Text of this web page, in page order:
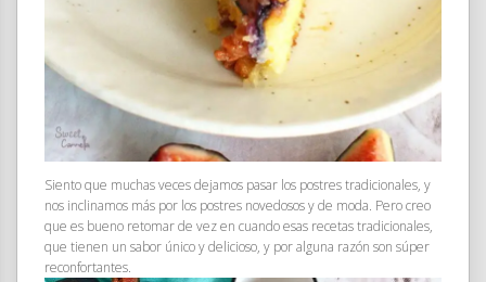
Siento que muchas veces dejamos pasar los postres tradicionales, y
nos inclinamos más por los postres novedosos y de moda. Pero creo
que es bueno retomar de vez en cuando esas recetas tradicionales,
que tienen un sabor único y delicioso, y por alguna razón son súper
reconfortantes.